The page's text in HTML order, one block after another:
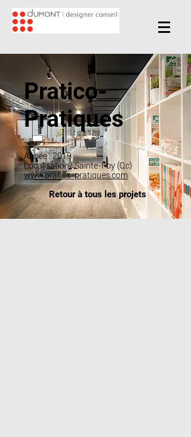
Pratico-
Pratiques
Année : 2019
Localisation : Sainte-Foy (Qc)
www.pratico-pratiques.com
Retour à tous les projets